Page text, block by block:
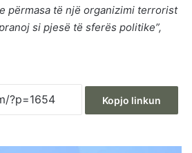
përmasa të një organizimi terrorist
si pjesë të sferës politike”,
Kopjo linkun